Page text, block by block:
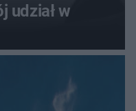
udział w